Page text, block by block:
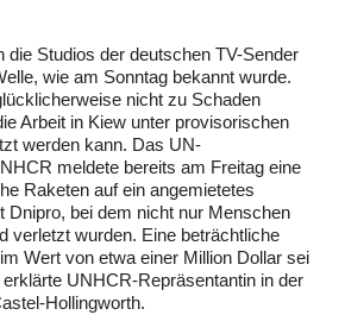
die Studios der deutschen TV-Sender
wie am Sonntag bekannt wurde.
nicht zu Schaden
Arbeit in Kiew unter provisorischen
werden kann. Das UN-
meldete bereits am Freitag eine
Raketen auf ein angemietetes
Dnipro, bei dem nicht nur Menschen
verletzt wurden. Eine beträchtliche
Wert von etwa einer Million Dollar sei
UNHCR-Repräsentantin in der
Hollingworth.